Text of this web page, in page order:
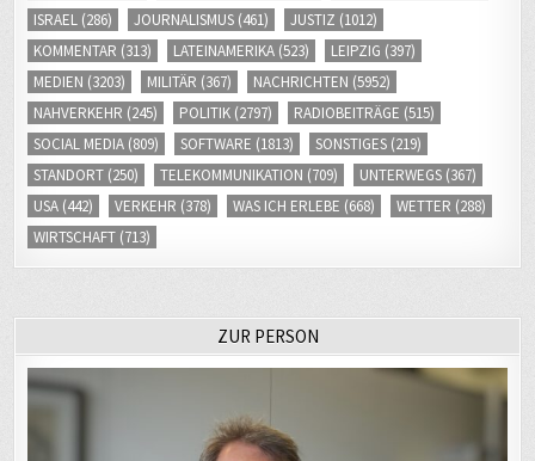
ISRAEL (286) JOURNALISMUS (461) JUSTIZ (1012)
KOMMENTAR (313) LATEINAMERIKA (523) LEIPZIG (397)
MEDIEN (3203) MILITÄR (367) NACHRICHTEN (5952)
NAHVERKEHR (245) POLITIK (2797) RADIOBEITRÄGE (515)
SOCIAL MEDIA (809) SOFTWARE (1813) SONSTIGES (219)
STANDORT (250) TELEKOMMUNIKATION (709) UNTERWEGS (367)
USA (442) VERKEHR (378) WAS ICH ERLEBE (668) WETTER (288)
WIRTSCHAFT (713)
ZUR PERSON